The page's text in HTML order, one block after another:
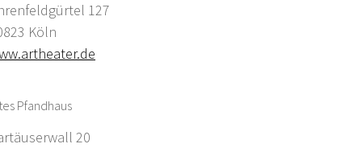
127
Köln
Pfandhaus
20